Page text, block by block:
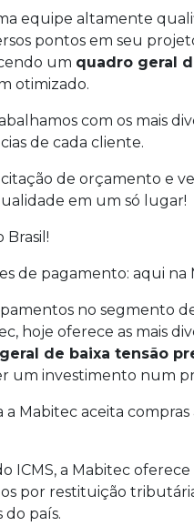
equipe altamente
pontos em seu
um quadro geral
otimizado.
com os mais
de cada cliente.
de orçamento e
em um só lugar!
Brasil!
de pagamento: aqui na
no segmento
hoje oferece as mais
de baixa tensão
um investimento num
a Mabitec aceita
ICMS, a Mabitec
por restituição
país.